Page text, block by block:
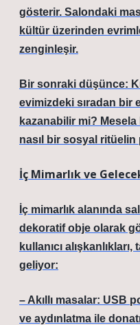
gösterir. Salondaki
kültür üzerinden
zenginleşir.
Bir sonraki düşünce:
evimizdeki sıradan bir
kazanabilir mi? Mesela
nasıl bir sosyal ritüelin
İç Mimarlık ve
İç mimarlık alanında
dekoratif obje olarak
kullanıcı
geliyor:
– Akıllı masalar: USB
ve aydınlatma ile